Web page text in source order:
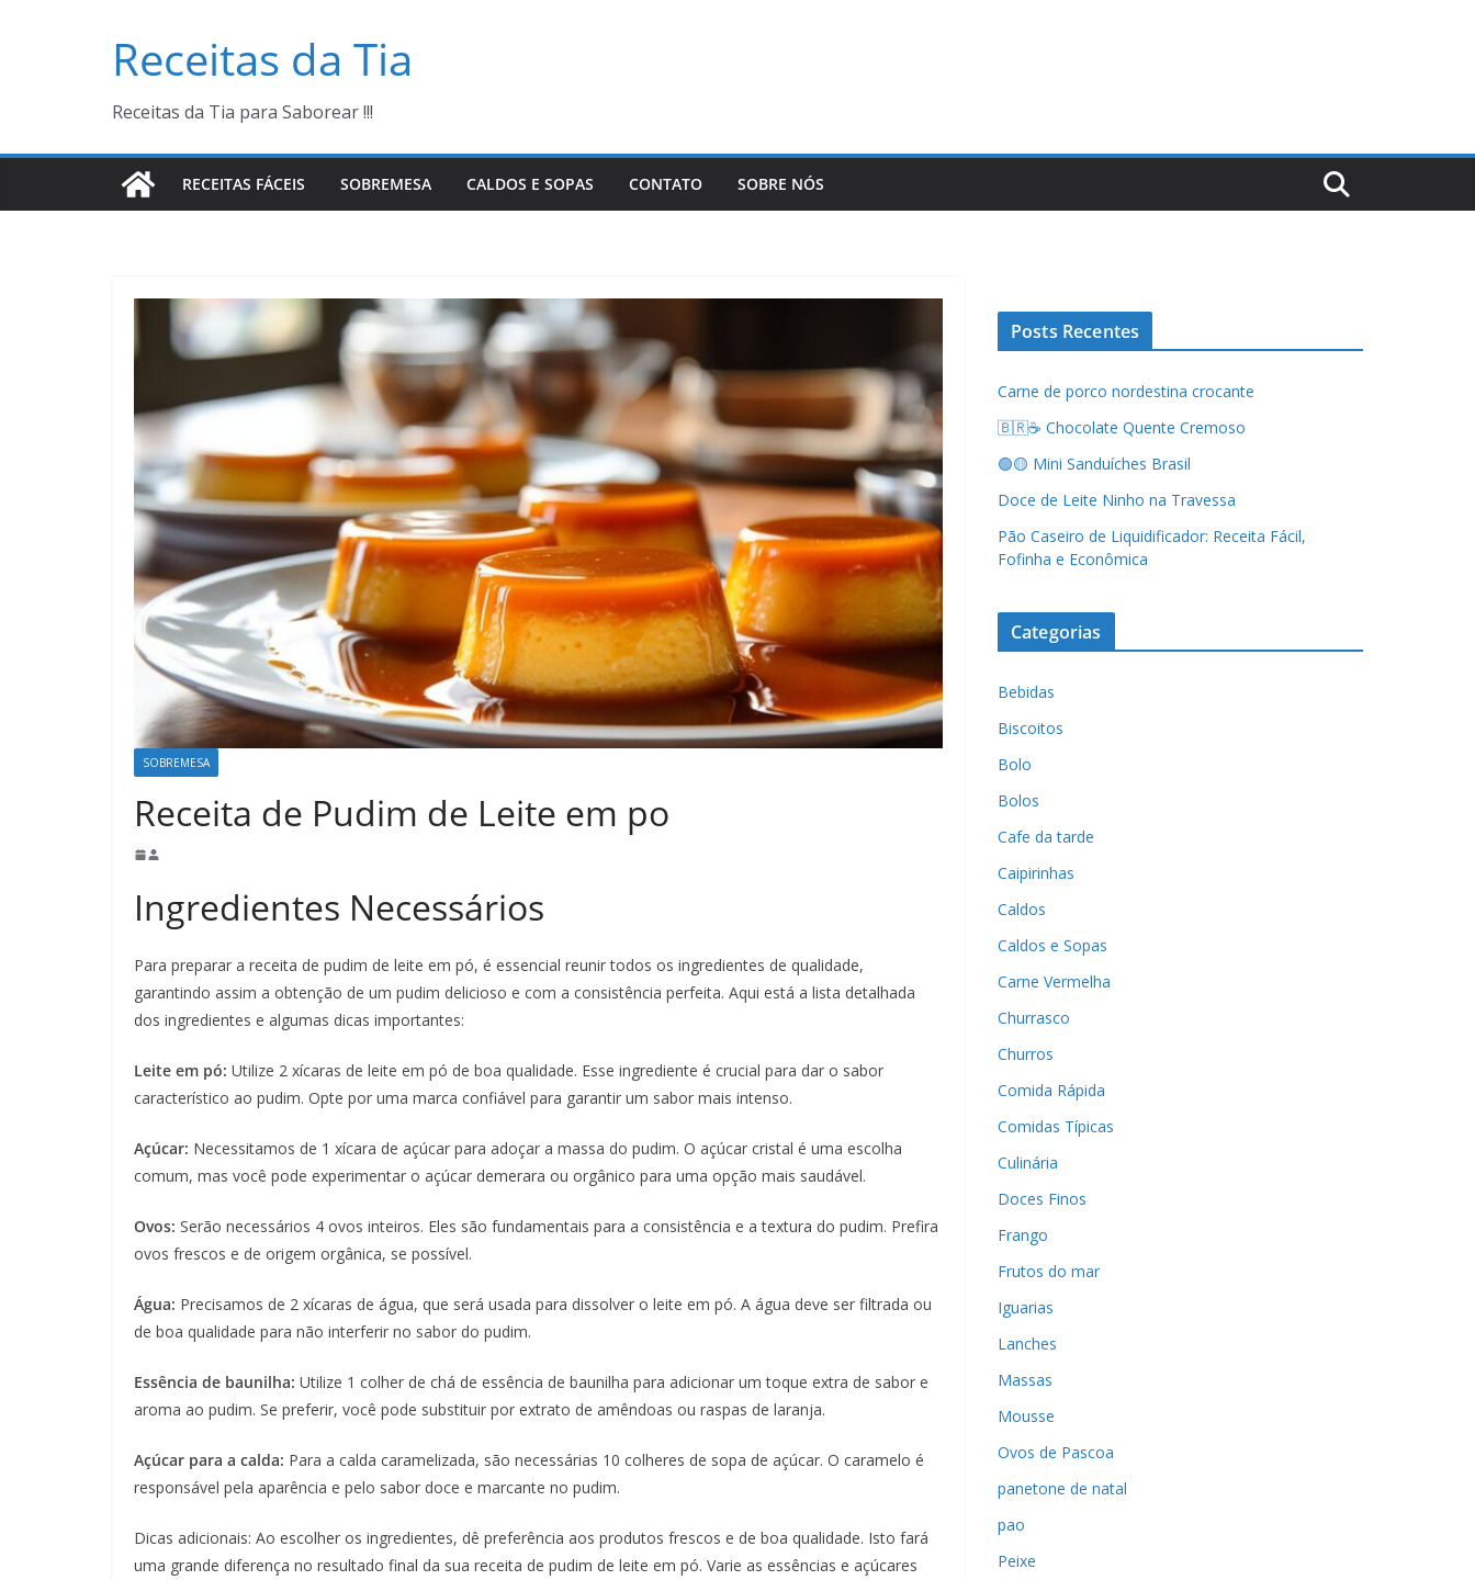
Receitas da Tia
Receitas da Tia para Saborear !!!
RECEITAS FÁCEIS SOBREMESA CALDOS E SOPAS CONTATO SOBRE NÓS
SOBREMESA
Receita de Pudim de Leite em po
Ingredientes Necessários
Para preparar a receita de pudim de leite em pó, é essencial reunir todos os ingredientes de qualidade,
garantindo assim a obtenção de um pudim delicioso e com a consistência perfeita. Aqui está a lista detalhada
dos ingredientes e algumas dicas importantes:
Leite em pó: Utilize 2 xícaras de leite em pó de boa qualidade. Esse ingrediente é crucial para dar o sabor
característico ao pudim. Opte por uma marca confiável para garantir um sabor mais intenso.
Açúcar: Necessitamos de 1 xícara de açúcar para adoçar a massa do pudim. O açúcar cristal é uma escolha
comum, mas você pode experimentar o açúcar demerara ou orgânico para uma opção mais saudável.
Ovos: Serão necessários 4 ovos inteiros. Eles são fundamentais para a consistência e a textura do pudim. Prefira
ovos frescos e de origem orgânica, se possível.
Água: Precisamos de 2 xícaras de água, que será usada para dissolver o leite em pó. A água deve ser filtrada ou
de boa qualidade para não interferir no sabor do pudim.
Essência de baunilha: Utilize 1 colher de chá de essência de baunilha para adicionar um toque extra de sabor e
aroma ao pudim. Se preferir, você pode substituir por extrato de amêndoas ou raspas de laranja.
Açúcar para a calda: Para a calda caramelizada, são necessárias 10 colheres de sopa de açúcar. O caramelo é
responsável pela aparência e pelo sabor doce e marcante no pudim.
Dicas adicionais: Ao escolher os ingredientes, dê preferência aos produtos frescos e de boa qualidade. Isto fará
uma grande diferença no resultado final da sua receita de pudim de leite em pó. Varie as essências e açúcares
Posts Recentes
Carne de porco nordestina crocante
🇧🇷☕ Chocolate Quente Cremoso
🟢🟡 Mini Sanduíches Brasil
Doce de Leite Ninho na Travessa
Pão Caseiro de Liquidificador: Receita Fácil,
Fofinha e Econômica
Categorias
Bebidas
Biscoitos
Bolo
Bolos
Cafe da tarde
Caipirinhas
Caldos
Caldos e Sopas
Carne Vermelha
Churrasco
Churros
Comida Rápida
Comidas Típicas
Culinária
Doces Finos
Frango
Frutos do mar
Iguarias
Lanches
Massas
Mousse
Ovos de Pascoa
panetone de natal
pao
Peixe